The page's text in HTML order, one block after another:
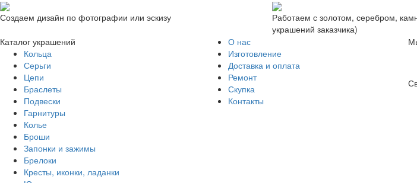
Создаем дизайн по фотографии или эскизу
Работаем с золотом, серебром,
украшений заказчика)
Каталог украшений
Кольца
Серьги
Цепи
Браслеты
Подвески
Гарнитуры
Колье
Броши
Запонки и зажимы
Брелоки
Кресты, иконки, ладанки
О нас
Изготовление
Доставка и оплата
Ремонт
Скупка
Контакты